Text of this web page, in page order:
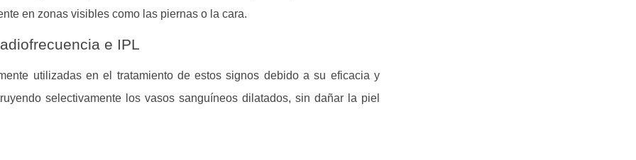
en zonas visibles como las piernas o la cara.
e IPL
utilizadas en el tratamiento de estos signos debido a su eficacia y
selectivamente los vasos sanguíneos dilatados, sin dañar la piel